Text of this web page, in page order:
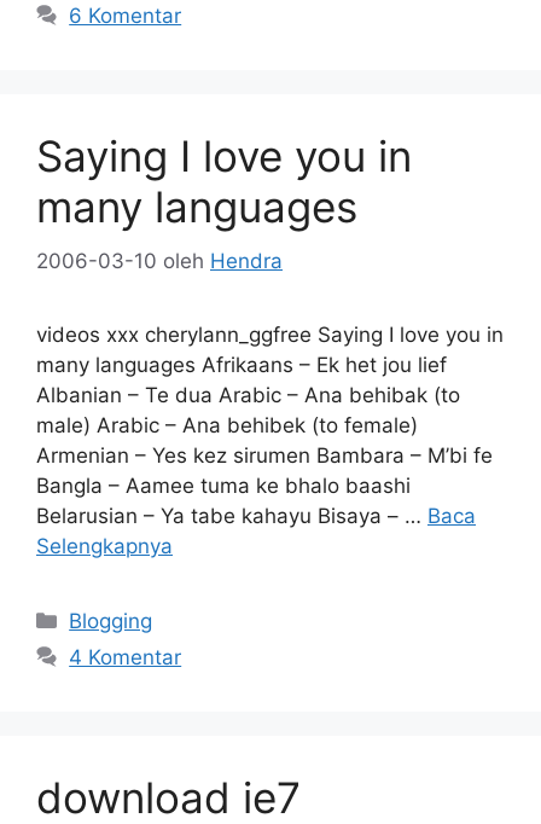
6 Komentar
Saying I love you in
many languages
2006-03-10 oleh Hendra
videos xxx cherylann_ggfree Saying I love you in
many languages Afrikaans – Ek het jou lief
Albanian – Te dua Arabic – Ana behibak (to
male) Arabic – Ana behibek (to female)
Armenian – Yes kez sirumen Bambara – M’bi fe
Bangla – Aamee tuma ke bhalo baashi
Belarusian – Ya tabe kahayu Bisaya – … Baca
Selengkapnya
Kategori
Blogging
4 Komentar
download ie7